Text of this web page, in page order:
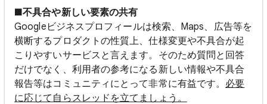
■不具合や新しい要素の共有
Googleビジネスプロフィールは検索、Maps、広告等を
横断するプロダクトの性質上、仕様変更や不具合が起
こりやすいサービスと言えます。そのため質問と回答
だけでなく、利用者の参考になる新しい情報や不具合
報告等はコミュニティにとって非常に有益です。必要
に応じて自らスレッドを立てましょう。